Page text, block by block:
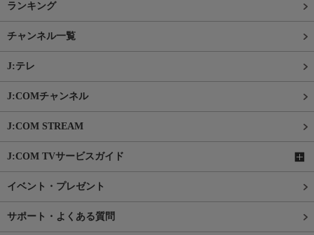
ランキング
チャンネル一覧
J:テレ
J:COMチャンネル
J:COM STREAM
J:COM TVサービスガイド
イベント・プレゼント
サポート・よくある質問